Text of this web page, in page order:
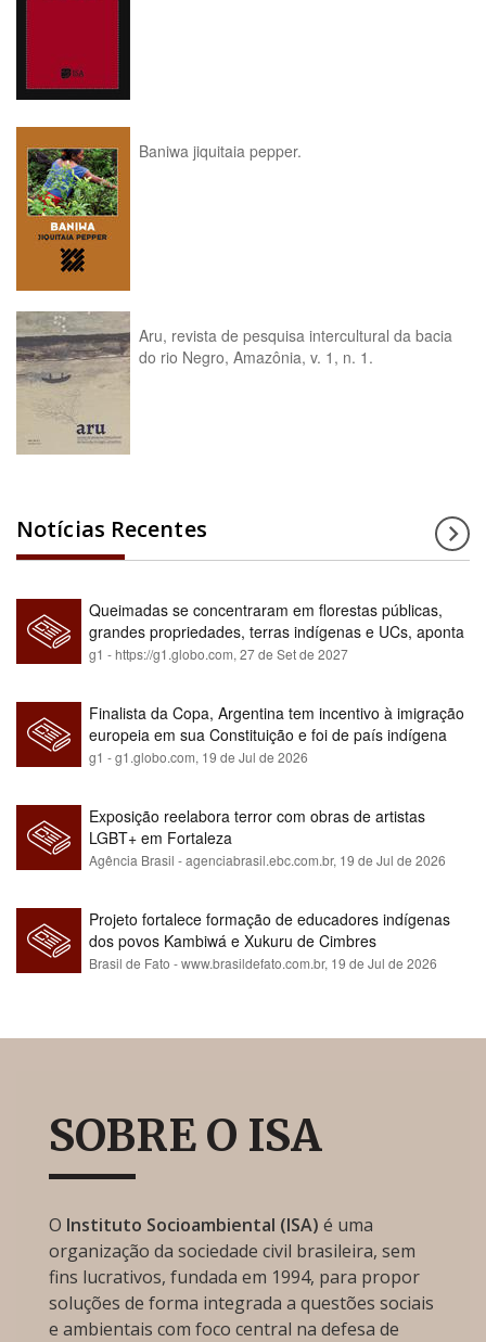
Baniwa jiquitaia pepper.
Aru, revista de pesquisa intercultural da bacia
do rio Negro, Amazônia, v. 1, n. 1.
Notícias Recentes
Queimadas se concentraram em florestas públicas,
grandes propriedades, terras indígenas e UCs, aponta
relatório
g1 - https://g1.globo.com, 27 de Set de 2027
Finalista da Copa, Argentina tem incentivo à imigração
europeia em sua Constituição e foi de país indígena
para maioria branca
g1 - g1.globo.com, 19 de Jul de 2026
Exposição reelabora terror com obras de artistas
LGBT+ em Fortaleza
Agência Brasil - agenciabrasil.ebc.com.br, 19 de Jul de 2026
Projeto fortalece formação de educadores indígenas
dos povos Kambiwá e Xukuru de Cimbres
Brasil de Fato - www.brasildefato.com.br, 19 de Jul de 2026
SOBRE O ISA
O Instituto Socioambiental (ISA) é uma
organização da sociedade civil brasileira, sem
fins lucrativos, fundada em 1994, para propor
soluções de forma integrada a questões sociais
e ambientais com foco central na defesa de